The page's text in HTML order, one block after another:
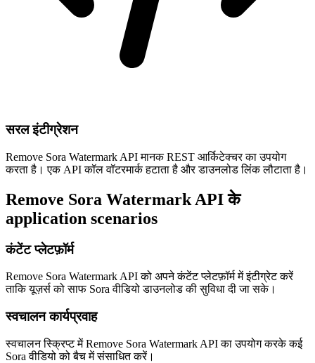
सरल इंटीग्रेशन
Remove Sora Watermark API मानक REST आर्किटेक्चर का उपयोग
करता है। एक API कॉल वॉटरमार्क हटाता है और डाउनलोड लिंक लौटाता है।
Remove Sora Watermark API के
application scenarios
कंटेंट प्लेटफ़ॉर्म
Remove Sora Watermark API को अपने कंटेंट प्लेटफ़ॉर्म में इंटीग्रेट करें
ताकि यूज़र्स को साफ Sora वीडियो डाउनलोड की सुविधा दी जा सके।
स्वचालन कार्यप्रवाह
स्वचालन स्क्रिप्ट में Remove Sora Watermark API का उपयोग करके कई
Sora वीडियो को बैच में संसाधित करें।